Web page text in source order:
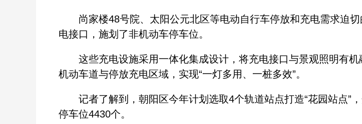
尚家楼48号院、太阳公元北区等电动自行车停放和充电需求迫切
电接口，施划了非机动车停车位。
这些充电设施采用一体化集成设计，将充电接口与景观照明有
机动车道与停放充电区域，实现“一灯多用、一桩多效”。
记者了解到，朝阳区今年计划选取4个轨道站点打造“花园站点”
停车位4430个。